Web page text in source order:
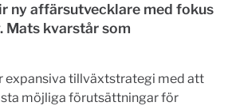
ny affärsutvecklare med fokus
Mats kvarstår som
expansiva tillväxtstrategi med att
möjliga förutsättningar för